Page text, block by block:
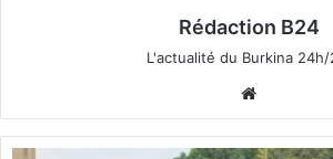
Rédaction B24
L'actualité du Burkina 24h/
bsi
te